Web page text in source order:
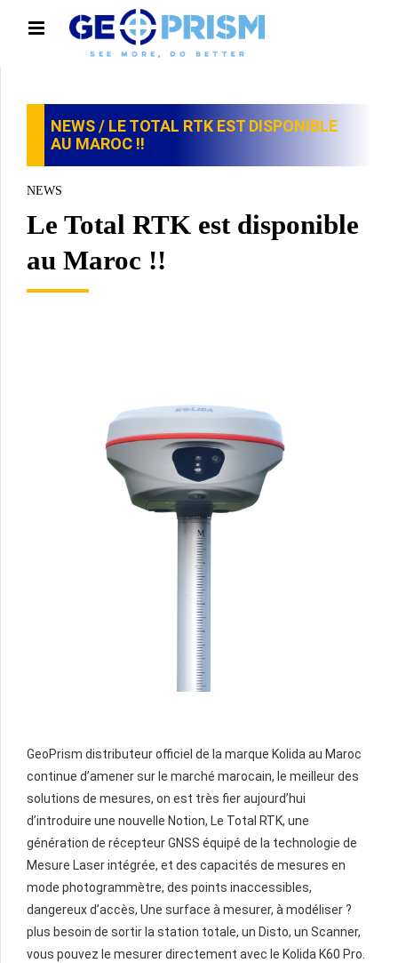
NEWS/ LE TOTAL RTK EST DISPONIBLE
AU MAROC !!
NEWS
Le Total RTK est disponible
au Maroc !!
GeoPrism distributeur officiel de la marque Kolida au Maroc
continue d’amener sur le marché marocain, le meilleur des
solutions de mesures, on est très fier aujourd’hui
d’introduire une nouvelle Notion, Le Total RTK, une
génération de récepteur GNSS équipé de la technologie de
Mesure Laser intégrée, et des capacités de mesures en
mode photogrammètre, des points inaccessibles,
dangereux d’accès, Une surface à mesurer, à modéliser ?
plus besoin de sortir la station totale, un Disto, un Scanner,
vous pouvez le mesurer directement avec le Kolida K60 Pro.